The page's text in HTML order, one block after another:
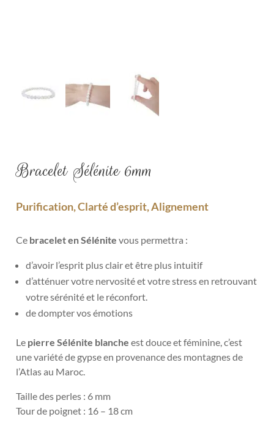
Bracelet Sélénite 6mm
Purification, Clarté d’esprit, Alignement
Ce bracelet en Sélénite vous permettra :
d’avoir l’esprit plus clair et être plus intuitif
d’atténuer votre nervosité et votre stress en retrouvant
votre sérénité et le réconfort.
de dompter vos émotions
Le pierre Sélénite blancheest douce et féminine, c’est
une variété de gypseen provenance des montagnes de
l’Atlas au Maroc.
Taille des perles : 6 mm
Tour de poignet : 16 – 18 cm